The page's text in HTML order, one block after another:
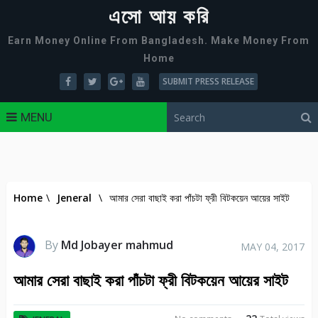
এসো আয় করি
Earn Money Online From Bangladesh. Make Money From
Home
SUBMIT PRESS RELEASE
MENU
Home \ Jeneral \ আমার সেরা বাছাই করা পাঁচটা ফ্রী বিটকয়েন আয়ের সাইট
By Md Jobayer mahmud MAY 04, 2017
আমার সেরা বাছাই করা পাঁচটা ফ্রী বিটকয়েন আয়ের সাইট